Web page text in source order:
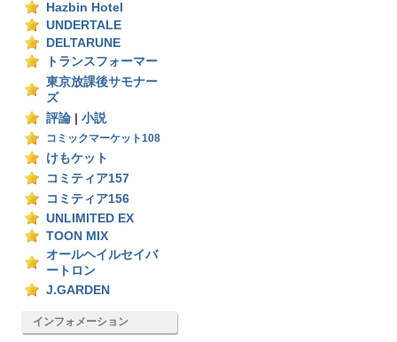
Hazbin Hotel
UNDERTALE
DELTARUNE
トランスフォーマー
東京放課後サモナー
ズ
評論
小説
コミックマーケット108
けもケット
コミティア157
コミティア156
UNLIMITED EX
TOON MIX
オールヘイルセイバ
ートロン
J.GARDEN
インフォメーション